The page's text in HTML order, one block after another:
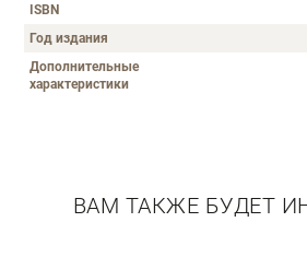
ISBN
Год издания
Дополнительные
характеристики
ВАМ ТАКЖЕ БУДЕТ